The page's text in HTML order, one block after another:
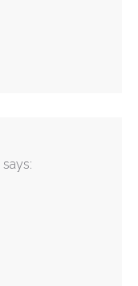
says: